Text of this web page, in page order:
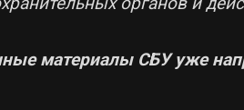
материалы СБУ уже